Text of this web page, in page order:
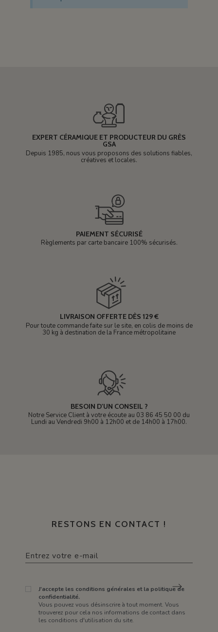
EXPERT CÉRAMIQUE ET PRODUCTEUR DU GRÈS
GSA
Depuis 1985, nous vous proposons des solutions fiables,
créatives et locales.
PAIEMENT SÉCURISÉ
Règlements par carte bancaire 100% sécurisés.
LIVRAISON OFFERTE DÈS 129 €
Pour toute commande faite sur le site, en colis de moins de
30 kg à destination de la France métropolitaine
BESOIN D'UN CONSEIL ?
Notre Service Client à votre écoute au 03 86 45 50 00 du
Lundi au Vendredi 9h00 à 12h00 et de 14h00 à 17h00.
RESTONS EN CONTACT !
J'accepte les conditions générales et la politique de
confidentialité.
Vous pouvez vous désinscrire à tout moment. Vous
trouverez pour cela nos informations de contact dans
les conditions d'utilisation du site.